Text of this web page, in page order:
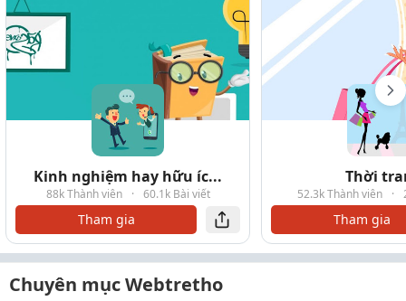
Kinh nghiệm hay hữu íc...
88k Thành viên · 60.1k Bài viết
Tham gia
Thời
52.3k Thành viên ·
Tham gia
Chuyên mục Webtretho